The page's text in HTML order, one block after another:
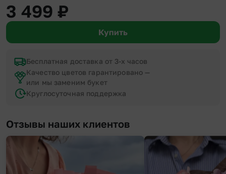
3 499 ₽
Купить
Бесплатная доставка от 3-х часов
Качество цветов гарантировано —
или мы заменим букет
Круглосуточная поддержка
Отзывы наших клиентов